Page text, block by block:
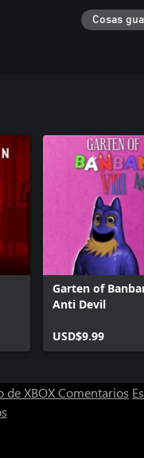
Cosas
Garten of
Anti Devil
USD$9.99
de XBOXComentarios